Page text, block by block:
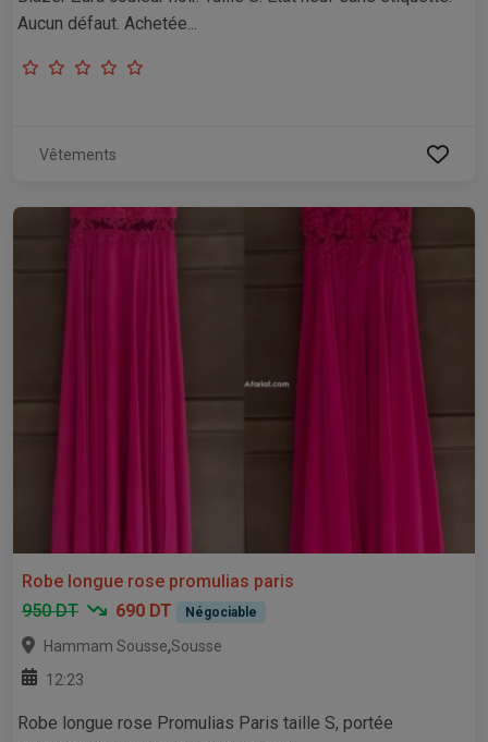
Aucun défaut. Achetée...
Vêtements
Robe longue rose promulias paris
950 DT
690 DT Négociable
Hammam Sousse,Sousse
12:23
Robe longue rose Promulias Paris taille S, portée